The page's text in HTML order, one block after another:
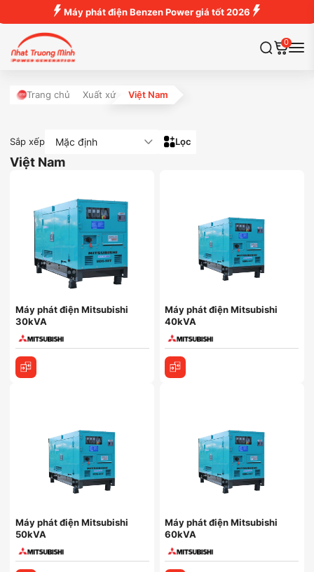
Máy phát điện Benzen Power giá tốt 2026
0
Trang chủ Xuất xứ Việt Nam
Việt Nam
Sắp xếp Mặc định Lọc
Máy phát điện Mitsubishi
30kVA
Máy phát điện Mitsubishi
40kVA
Máy phát điện Mitsubishi
50kVA
Máy phát điện Mitsubishi
60kVA